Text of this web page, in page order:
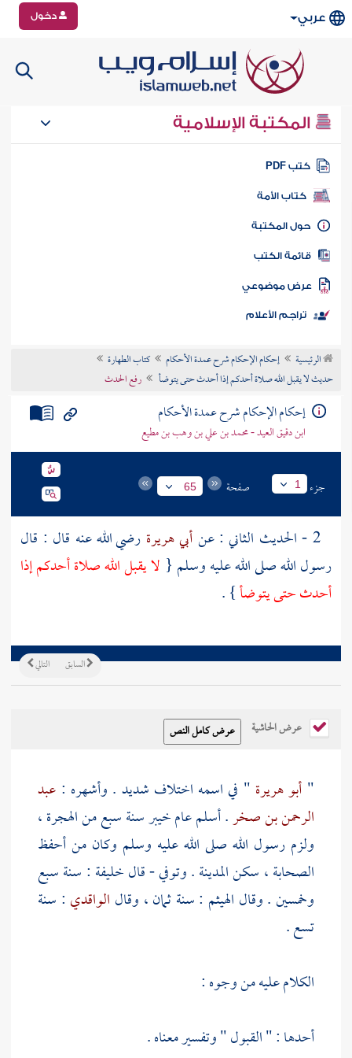
عربي دخول
المكتبة الإسلامية
كتب PDF
كتاب الأمة
المكتبة
الكتب
موضوعي
تراجم الأعلام
الرئيسية إحكام الإحكام شرح عمدة الأحكام
كتاب الطهارة
حديث لا يقبل الله صلاة أحدكم إذا أحدث حتى يتوضأ
رفع الحدث
إحكام الإحكام شرح عمدة الأحكام
ابن دقيق العيد - محمد بن علي بن وهب بن مطيع
جزء 1 صفحة 65
أبي هريرة رضي الله عنه قال : قال
رسول الله صلى الله عليه وسلم { لا يقبل الله صلاة أحدكم إذا
أحدث حتى يتوضأ} .
التالي السابق
عرض الحاشية
" أبو هريرة " في اسمه اختلاف شديد . وأشهره : عبد
الرحمن بن صخر. أسلم عامخيبرسنة سبع من الهجرة ،
ولزم رسول الله صلى الله عليه وسلم وكان من أحفظ
الصحابة ، سكنالمدينة. وتوفي - قالخليفة : سنة سبع
وخمسين . وقال الهيثم : سنة ثمان ، وقال الواقدي : سنة
تسع .
الكلام عليه من وجوه :
أحدها : " القبول " وتفسير معناه .